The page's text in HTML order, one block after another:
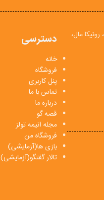
مال،
دسترسی
خانه
فروشگاه
پنل کاربری
تماس با ما
درباره ما
قصه گو
مجله انیمه تولز
فروشگاه من
بازی ها(آزمایشی)
تالار گفتگو(آزمایشی)